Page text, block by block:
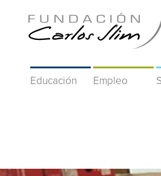
Educación Empleo